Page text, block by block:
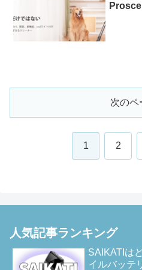
次のペ
1 2
人気記事ランキング
SAIKATIは
イルバッテ